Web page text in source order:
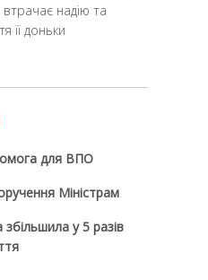
надію та
її доньки
для ВПО
Міністрам
у 5 разів